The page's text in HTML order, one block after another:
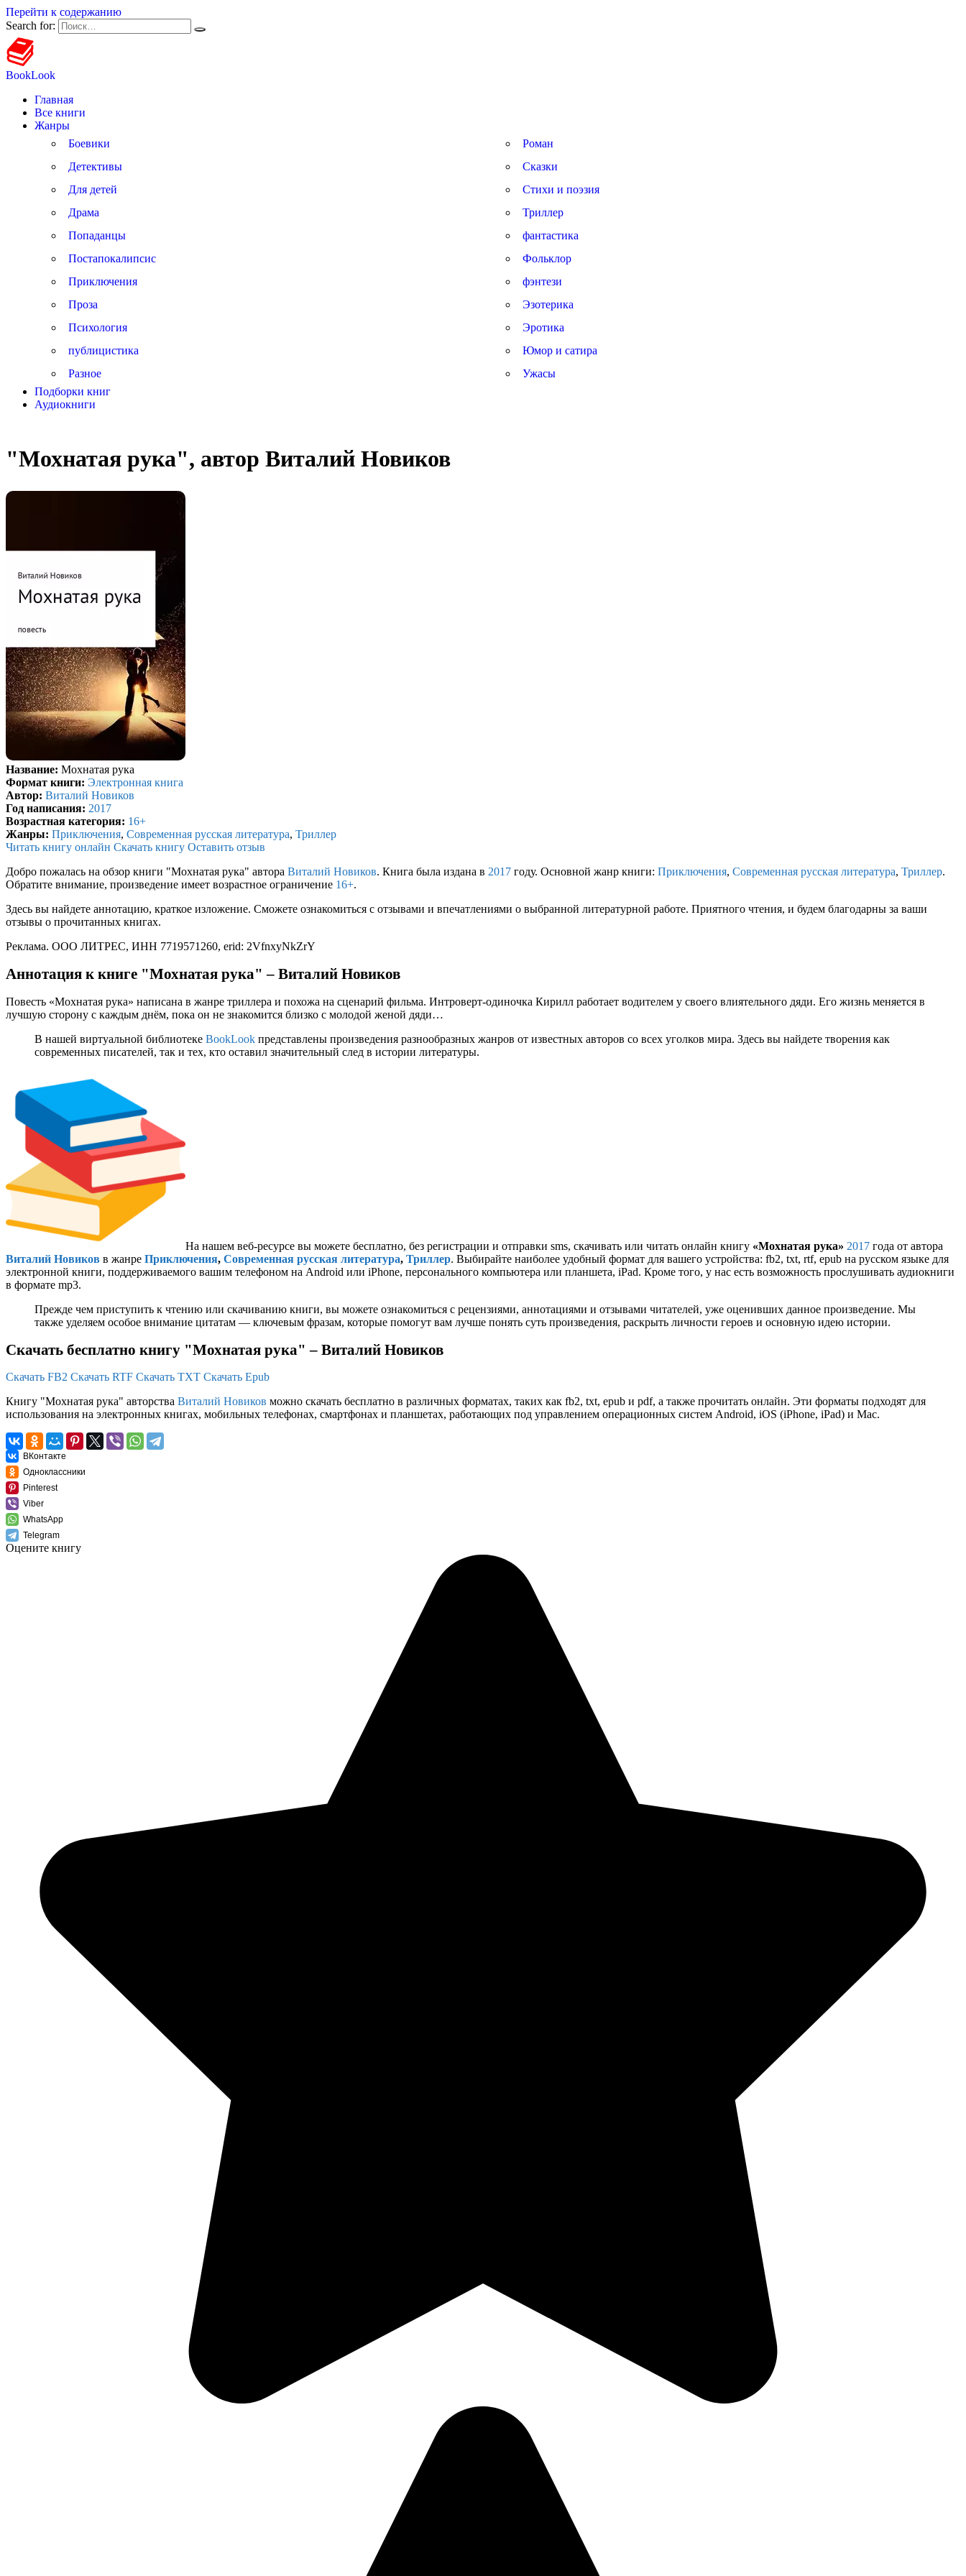
Перейти к содержанию
Search for:
BookLook
Главная
Все книги
Жанры
Боевики
Детективы
Для детей
Драма
Попаданцы
Постапокалипсис
Приключения
Проза
Психология
публицистика
Разное
Роман
Сказки
Стихи и поэзия
Триллер
фантастика
Фольклор
фэнтези
Эзотерика
Эротика
Юмор и сатира
Ужасы
Подборки книг
Аудиокниги
"Мохнатая рука", автор Виталий Новиков
Название: Мохнатая рука
Формат книги: Электронная книга
Автор: Виталий Новиков
Год написания: 2017
Возрастная категория: 16+
Жанры: Приключения, Современная русская литература, Триллер
Читать книгу онлайн Скачать книгу Оставить отзыв
Добро пожалась на обзор книги "Мохнатая рука" автора Виталий Новиков. Книга была издана в 2017 году. Основной жанр книги: Приключения, Современная русская литература, Триллер.
Обратите внимание, произведение имеет возрастное ограничение 16+.
Здесь вы найдете аннотацию, краткое изложение. Сможете ознакомиться с отзывами и впечатлениями о выбранной литературной работе. Приятного чтения, и будем благодарны за ваши
отзывы о прочитанных книгах.
Реклама. ООО ЛИТРЕС, ИНН 7719571260, erid: 2VfnxyNkZrY
Аннотация к книге "Мохнатая рука" – Виталий Новиков
Повесть «Мохнатая рука» написана в жанре триллера и похожа на сценарий фильма. Интроверт-одиночка Кирилл работает водителем у своего влиятельного дяди. Его жизнь меняется в
лучшую сторону с каждым днём, пока он не знакомится близко с молодой женой дяди…
В нашей виртуальной библиотеке BookLook представлены произведения разнообразных жанров от известных авторов со всех уголков мира. Здесь вы найдете творения как
современных писателей, так и тех, кто оставил значительный след в истории литературы.
На нашем веб-ресурсе вы можете бесплатно, без регистрации и отправки sms, скачивать или читать онлайн книгу «Мохнатая рука» 2017 года от автора
Виталий Новиков в жанре Приключения, Современная русская литература, Триллер. Выбирайте наиболее удобный формат для вашего устройства: fb2, txt, rtf, epub на русском языке для
электронной книги, поддерживаемого вашим телефоном на Android или iPhone, персонального компьютера или планшета, iPad. Кроме того, у нас есть возможность прослушивать аудиокниги
в формате mp3.
Прежде чем приступить к чтению или скачиванию книги, вы можете ознакомиться с рецензиями, аннотациями и отзывами читателей, уже оценивших данное произведение. Мы
также уделяем особое внимание цитатам — ключевым фразам, которые помогут вам лучше понять суть произведения, раскрыть личности героев и основную идею истории.
Скачать бесплатно книгу "Мохнатая рука" – Виталий Новиков
Скачать FB2 Скачать RTF Скачать TXT Скачать Epub
Книгу "Мохнатая рука" авторства Виталий Новиков можно скачать бесплатно в различных форматах, таких как fb2, txt, epub и pdf, а также прочитать онлайн. Эти форматы подходят для
использования на электронных книгах, мобильных телефонах, смартфонах и планшетах, работающих под управлением операционных систем Android, iOS (iPhone, iPad) и Mac.
ВКонтакте
Одноклассники
Pinterest
Viber
WhatsApp
Telegram
Оцените книгу